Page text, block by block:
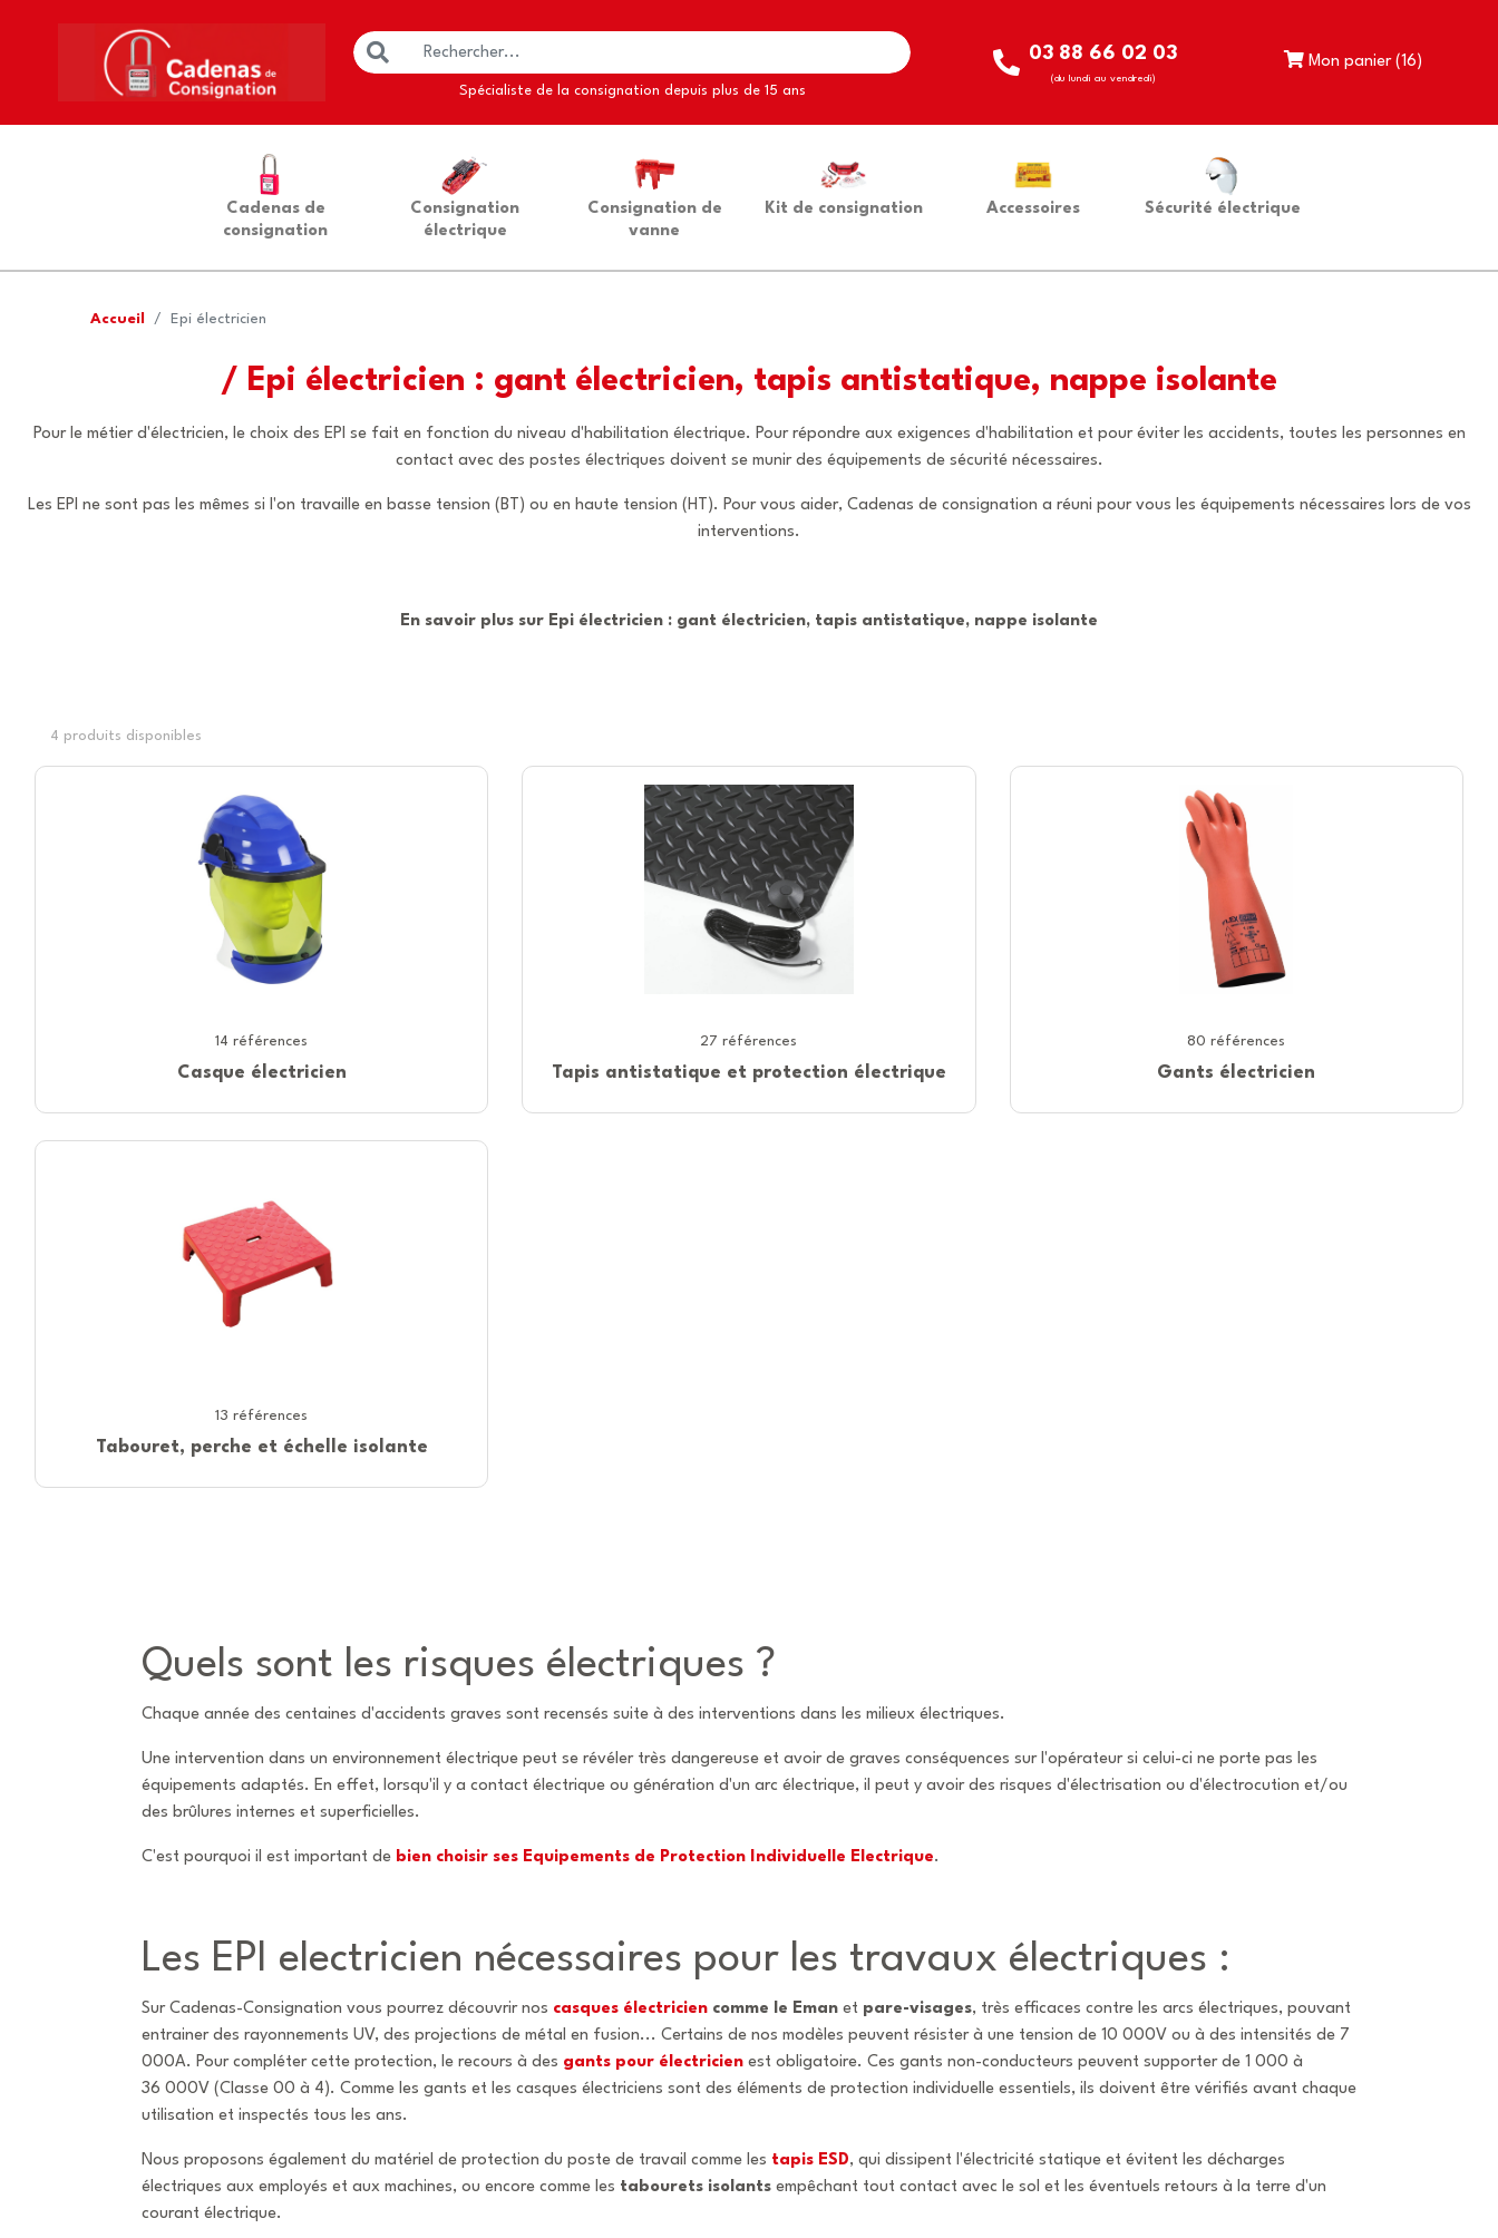
Spécialiste de la consignation depuis plus de 15 ans
03 88 66 02 03
(du lundi au vendredi)
Mon panier (16 )
Cadenas de
consignation
Consignation
électrique
Consignation de
vanne
Kit de consignation Accessoires Sécurité électrique
Accueil Epi électricien
/ Epi électricien : gant électricien, tapis antistatique, nappe isolante
Pour le métier d'électricien, le choix des EPI se fait en fonction du niveau d'habilitation électrique. Pour répondre aux exigences d'habilitation et pour éviter les accidents, toutes les personnes en
contact avec des postes électriques doivent se munir des équipements de sécurité nécessaires.
Les EPI ne sont pas les mêmes si l'on travaille en basse tension (BT) ou en haute tension (HT). Pour vous aider, Cadenas de consignation a réuni pour vous les équipements nécessaires lors de vos
interventions.
En savoir plus sur Epi électricien : gant électricien, tapis antistatique, nappe isolante
4 produits disponibles
14 références
Casque électricien
27 références
Tapis antistatique et protection électrique
80 références
Gants électricien
13 références
Tabouret, perche et échelle isolante
Quels sont les risques électriques ?
Chaque année des centaines d'accidents graves sont recensés suite à des interventions dans les milieux électriques.
Une intervention dans un environnement électrique peut se révéler très dangereuse et avoir de graves conséquences sur l'opérateur si celui-ci ne porte pas les
équipements adaptés. En effet, lorsqu'il y a contact électrique ou génération d'un arc électrique, il peut y avoir des risques d'électrisation ou d'électrocution et/ou
des brûlures internes et superficielles.
C'est pourquoi il est important de bien choisir ses Equipements de Protection Individuelle Electrique.
Les EPI electricien nécessaires pour les travaux électriques :
Sur Cadenas-Consignation vous pourrez découvrir nos casques électricien comme le Eman et pare-visages, très efficaces contre les arcs électriques, pouvant
entrainer des rayonnements UV, des projections de métal en fusion... Certains de nos modèles peuvent résister à une tension de 10 000V ou à des intensités de 7
000A. Pour compléter cette protection, le recours à des gants pour électricien est obligatoire. Ces gants non-conducteurs peuvent supporter de 1 000 à
36 000V (Classe 00 à 4). Comme les gants et les casques électriciens sont des éléments de protection individuelle essentiels, ils doivent être vérifiés avant chaque
utilisation et inspectés tous les ans.
Nous proposons également du matériel de protection du poste de travail comme les tapis ESD, qui dissipent l'électricité statique et évitent les décharges
électriques aux employés et aux machines, ou encore comme les tabourets isolants empêchant tout contact avec le sol et les éventuels retours à la terre d'un
courant électrique.